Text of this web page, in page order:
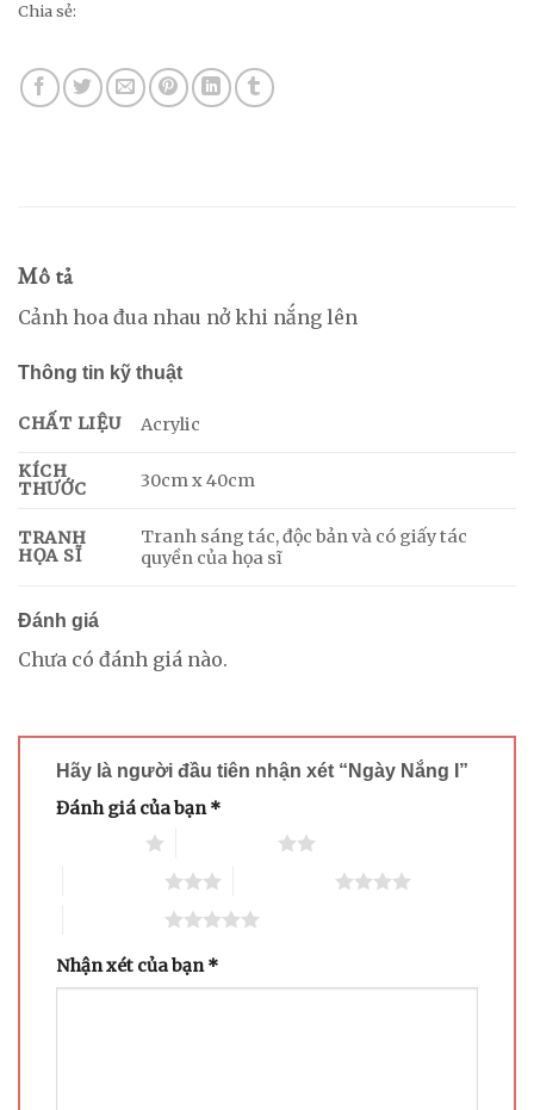
Chia sẻ:
Mô tả
Cảnh hoa đua nhau nở khi nắng lên
Thông tin kỹ thuật
CHẤT LIỆU Acrylic
KÍCH
THƯỚC
30cm x 40cm
TRANH
HỌA SĨ
Tranh sáng tác, độc bản và có giấy tác
quyền của họa sĩ
Đánh giá
Chưa có đánh giá nào.
Hãy là người đầu tiên nhận xét “Ngày Nắng I”
Đánh giá của bạn *
Nhận xét của bạn*